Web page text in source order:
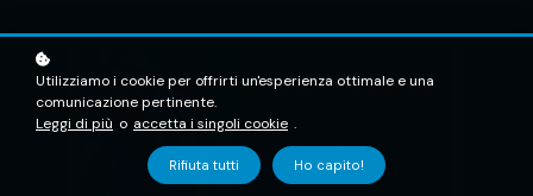
Utilizziamo i cookie per offrirti un'esperienza ottimale e una
comunicazione pertinente.
Leggi di più o accetta i singoli cookie .
Rifiuta tutti Ho capito!